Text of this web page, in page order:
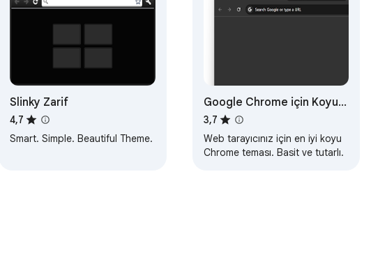
Slinky Zarif
4,7
Smart. Simple. Beautiful Theme.
Google Chrome için Koyu
Tema
3,7
Web tarayıcınız için en iyi koyu
Chrome teması. Basit ve tutarlı.